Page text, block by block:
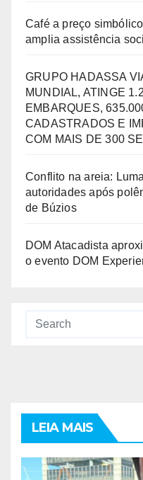
Café a preço
amplia assistência
GRUPO HADASSA
MUNDIAL, ATINGE
EMBARQUES,
CADASTRADOS E
COM MAIS DE 300
Conflito na areia:
autoridades após
de Búzios
DOM Atacadista
o evento DOM
LEIA MAIS